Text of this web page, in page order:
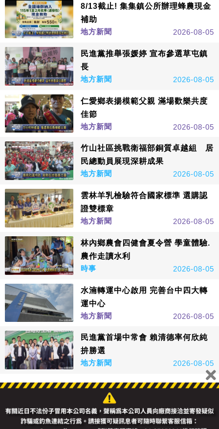
8/13截止! 集集鎮公所辦理蜂農現金
補助
地方新聞
2026-08-05
民進黨推舉張媛婷 宣布參選草屯鎮
長
地方新聞
2026-08-05
仁愛鄉表揚模範父親 滿場歡樂共度
佳節
地方新聞
2026-08-05
竹山社區挑戰衛福部銅質卓越組 居
民總動員展現深耕成果
地方新聞
2026-08-05
雲林羊乳檢驗符合國家標準 選購認
證雙標章
地方新聞
2026-08-05
林內鄉農會四健會夏令營 學童體驗.
農作走讀水利
時事
2026-08-05
水湳轉運中心啟用 完善台中四大轉
運中心
地方新聞
2026-08-05
民進黨首場中常會 賴清德率何欣純
拚勝選
地方新聞
2026-08-05
看更多